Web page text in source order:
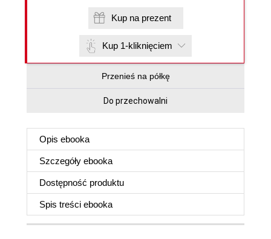
Kup na prezent
Kup 1-kliknięciem
Przenieś na półkę
Do przechowalni
Opis ebooka
Szczegóły ebooka
Dostępność produktu
Spis treści ebooka